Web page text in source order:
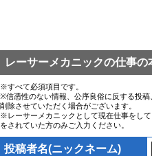
レーサーメカニックの仕事の
※すべて必須項目です。
※信憑性のない情報、公序良俗に反する投稿
削除させていただく場合がございます。
※レーサーメカニックとして現在仕事をし
をされていた方のみご入力ください。
投稿者名(ニックネーム)